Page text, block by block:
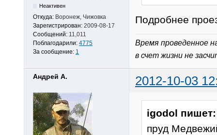
Неактивен
Откуда: Воронеж, Чижовка
Зарегистрирован: 2009-08-17
Сообщений: 11,011
Поблагодарили: 4775
За сообщение: 1
Подробнее
Время проведенное
в счет жизни не
Андрей А. 2012-10-03
igodol пишет:
пруд